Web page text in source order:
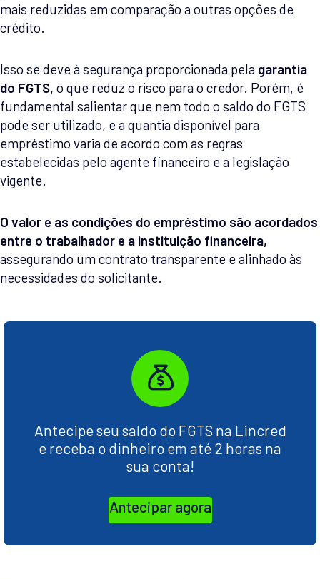
mais reduzidas em comparação a outras opções de
crédito.
Isso se deve à segurança proporcionada pela garantia
do FGTS, o que reduz o risco para o credor. Porém, é
fundamental salientar que nem todo o saldo do FGTS
pode ser utilizado, e a quantia disponível para
empréstimo varia de acordo com as regras
estabelecidas pelo agente financeiro e a legislação
vigente.
O valor e as condições do empréstimo são acordados
entre o trabalhador e a instituição financeira,
assegurando um contrato transparente e alinhado às
necessidades do solicitante.
Antecipe seu saldo do FGTS na Lincred
e receba o dinheiro em até 2 horas na
sua conta!
Antecipar agora